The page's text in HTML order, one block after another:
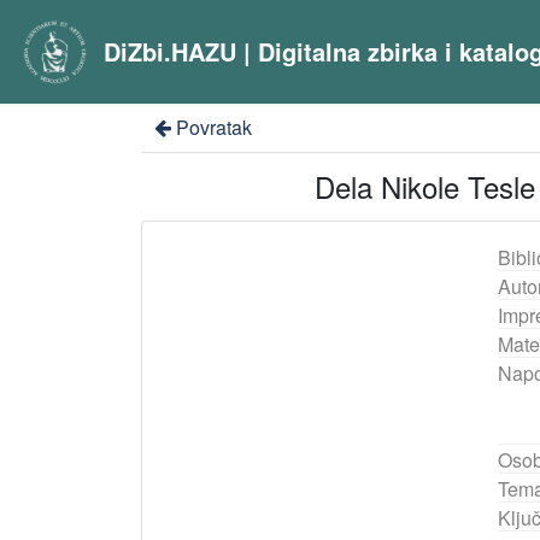
DiZbi.HAZU | Digitalna zbirka i
Povratak
Dela Nikole